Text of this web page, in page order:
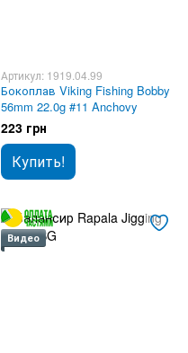
Артикул: 1919.04.99
Бокоплав Viking Fishing Bobby
56mm 22.0g #11 Anchovy
223 грн
Купить!
Видео